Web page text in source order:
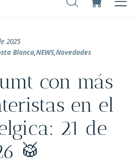
2025
Blanca,NEWS,Novedades
con más
en el
21 de
🥁